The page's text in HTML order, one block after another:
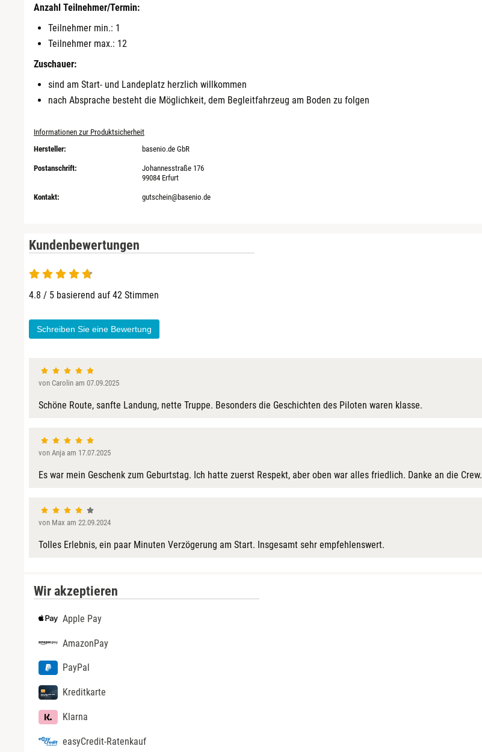
Anzahl Teilnehmer/Termin:
Teilnehmer min.: 1
Teilnehmer max.: 12
Zuschauer:
sind am Start- und Landeplatz herzlich willkommen
nach Absprache besteht die Möglichkeit, dem Begleitfahrzeug am Boden zu folgen
Informationen zur Produktsicherheit
Hersteller:
basenio.de GbR
Postanschrift:
Johannesstraße 176
99084 Erfurt
Kontakt: gutschein@basenio.de
Kundenbewertungen
4.8 / 5 basierend auf 42 Stimmen
Schreiben Sie eine Bewertung
von Carolin am 07.09.2025
Schöne Route, sanfte Landung, nette Truppe. Besonders die Geschichten des Piloten waren klasse.
von Anja am 17.07.2025
Es war mein Geschenk zum Geburtstag. Ich hatte zuerst Respekt, aber oben war alles friedlich. Danke an die Crew.
von Max am 22.09.2024
Tolles Erlebnis, ein paar Minuten Verzögerung am Start. Insgesamt sehr empfehlenswert.
Wir akzeptieren
Apple Pay
AmazonPay
PayPal
Kreditkarte
Klarna
easyCredit-Ratenkauf
Erlangen
Essen
Fürstenfeldbruck
Fürth
Gelnhausen
Gersfeld
Hanau
Hannover
Heidenheim
Heilbronn